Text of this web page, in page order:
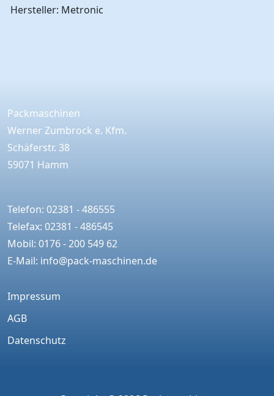
Hersteller: Metronic
Packmaschinen
Werner Zumbrock e. Kfm.
Schäferstr. 38
59071 Hamm
Telefon: 02381 - 486555
Telefax: 02381 - 486545
Mobil: 0176 - 200 549 62
E-Mail: info@pack-maschinen.de
Impressum
AGB
Datenschutz